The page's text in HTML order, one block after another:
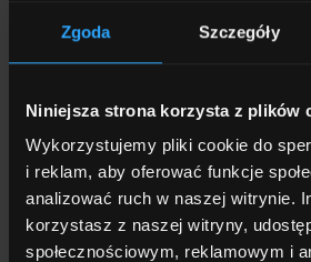
Zgoda Szczegóły
Niniejsza strona korzysta z plików
Wykorzystujemy pliki cookie do
i reklam, aby oferować funkcje
analizować ruch w naszej witrynie.
korzystasz z naszej witryny,
społecznościowym, reklamowym i